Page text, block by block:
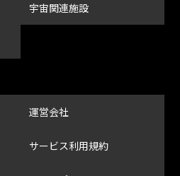
宇宙関連施設
運営会社
サービス利用規約